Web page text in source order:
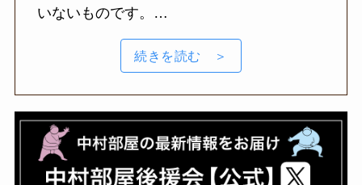
いないものです。…
続きを読む ＞